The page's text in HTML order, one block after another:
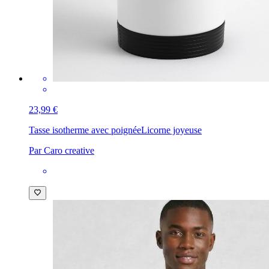
23,99 €
Tasse isotherme avec poignéeLicorne joyeuse
Par Caro creative